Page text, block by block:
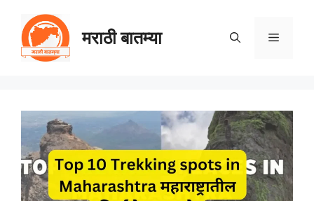
content
मराठी बातम्या Menu